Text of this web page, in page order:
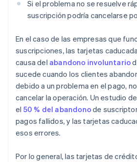
Si el problema no se resuelve
suscripción podría cancelarse
En el caso de las empresas que
suscripciones, las tarjetas
causa del abandono involuntario
sucede cuando los clientes
debido a un problema en el pago,
cancelar la operación. Un estudio
el 50 % del abandonode
pagos fallidos, y las tarjetas
esos errores.
Por lo general, las tarjetas de